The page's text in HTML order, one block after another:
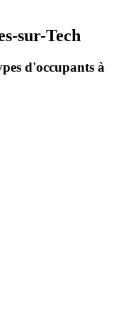
sur-Tech
d'occupants à